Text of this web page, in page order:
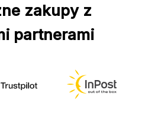
zakupy z
partnerami